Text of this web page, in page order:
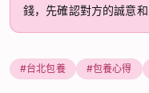
錢，先確認對方的誠意和
#台北包養 #包養心得